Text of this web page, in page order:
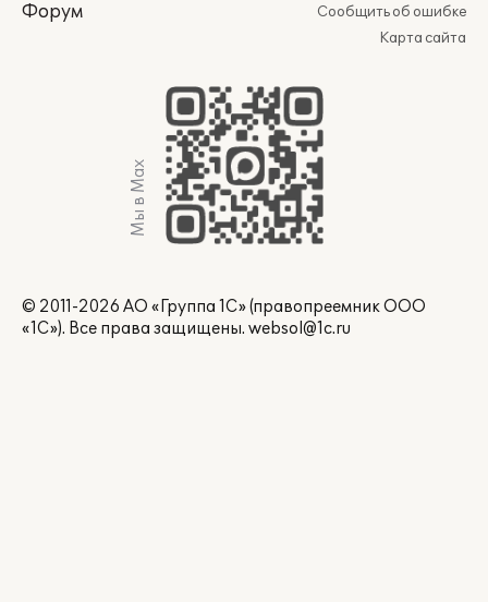
Форум
Сообщить об ошибке
Карта сайта
Мы в Max
© 2011-2026 АО «Группа 1С» (правопреемник ООО
«1С»). Все права защищены. websol@1c.ru